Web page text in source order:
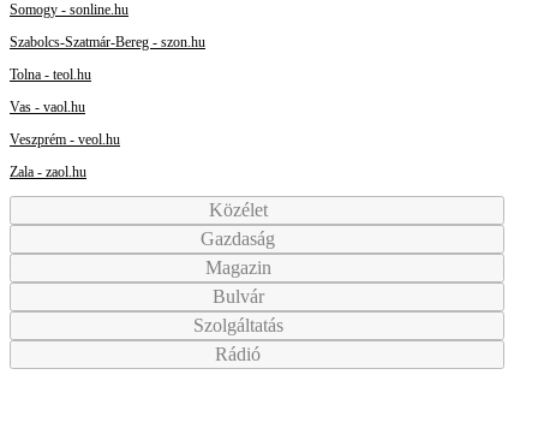
Somogy - sonline.hu
Szabolcs-Szatmár-Bereg - szon.hu
Tolna - teol.hu
Vas - vaol.hu
Veszprém - veol.hu
Zala - zaol.hu
Közélet
Gazdaság
Magazin
Bulvár
Szolgáltatás
Rádió